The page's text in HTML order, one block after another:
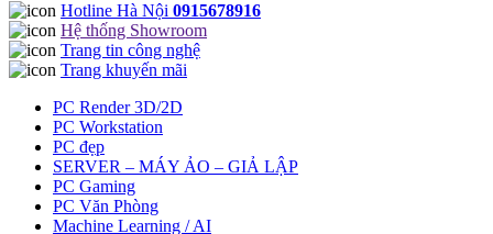
Hotline Hà Nội 0915678916
Hệ thống Showroom
Trang tin công nghệ
Trang khuyến mãi
PC Render 3D/2D
PC Workstation
PC đẹp
SERVER – MÁY ẢO – GIẢ LẬP
PC Gaming
PC Văn Phòng
Machine Learning / AI